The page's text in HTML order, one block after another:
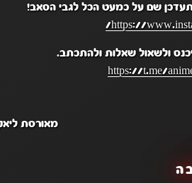
שם על כמעט הכל לגבי הסאב!
https://
ולשאול שאלות ולהתכתב.
https://t.me/
מאורסת